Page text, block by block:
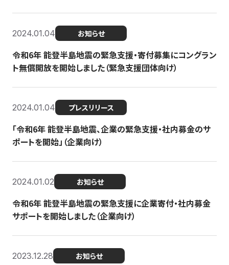
2024.01.04 お知らせ
令和6年 能登半島地震の緊急支援・寄付募集にコングラン
ト無償開放を開始しました（緊急支援団体向け）
2024.01.04 プレスリリース
「令和6年 能登半島地震、企業の緊急支援・社内募金のサ
ポートを開始」（企業向け）
2024.01.02 お知らせ
令和6年 能登半島地震の緊急支援に企業寄付・社内募金
サポートを開始しました（企業向け）
2023.12.28 お知らせ